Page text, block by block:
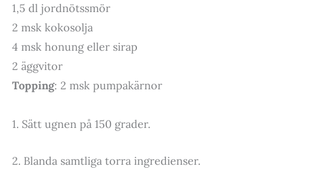
1,5 dl jordnötssmör
2 msk kokosolja
4 msk honung eller sirap
2 äggvitor
Topping: 2 msk pumpakärnor
1. Sätt ugnen på 150 grader.
2. Blanda samtliga torra ingredienser.